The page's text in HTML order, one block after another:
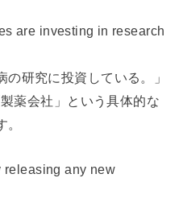
are investing in research
の研究に投資している。」
薬会社」という具体的な
releasing any new